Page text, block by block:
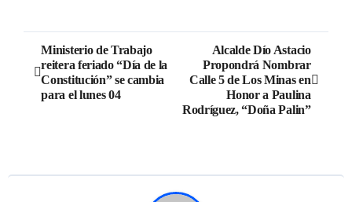
Ministerio de Trabajo
reitera feriado “Día de la
Constitución” se cambia
para el lunes 04
Alcalde Dío Astacio
Propondrá Nombrar
Calle 5 de Los Minas en
Honor a Paulina
Rodríguez, “Doña Palin”